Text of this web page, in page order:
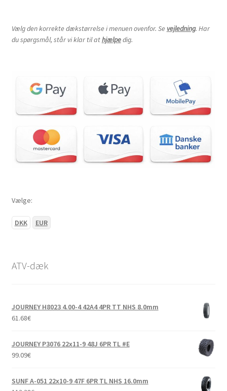
Vælg den korrekte dækstørrelse i menuen ovenfor. Se vejledning. Har
du spørgsmål, står vi klar til athjælpedig.
Vælge:
DKK EUR
ATV-dæk
JOURNEY H8023 4.00-4 42A4 4PR TT NHS 8.0mm
61.68€
JOURNEY P3076 22x11-9 48J 6PR TL #E
99.09€
SUNF A-051 22x10-9 47F 6PR TL NHS 16.0mm